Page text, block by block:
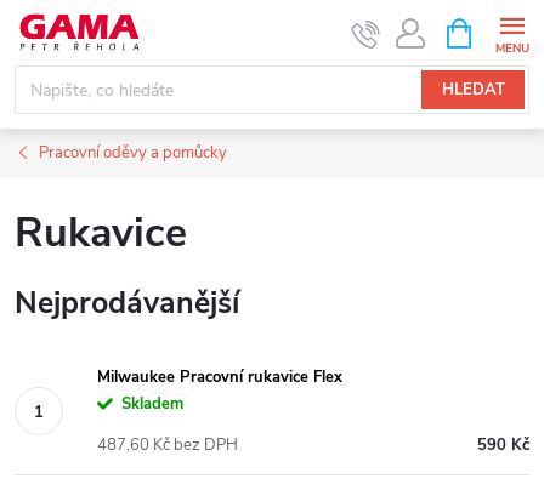
Přejít
obsah
HLEDAT
NÁKUPNÍ
KOŠÍK
Pracovní oděvy a pomůcky
Rukavice
Nejprodávanější
Milwaukee Pracovní rukavice Flex
Skladem
590 Kč
487,60 Kč bez DPH